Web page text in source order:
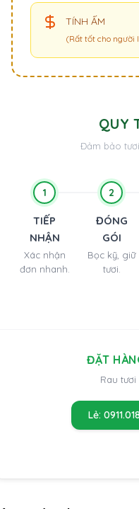
TÍNH ẤM
(Rất tốt cho người
QUY
Đảm bảo
1
TIẾP
NHẬN
Xác nhận
đơn nhanh.
2
ĐÓNG
GÓI
Bọc kỹ, giữ
tươi.
ĐẶT
Rau
Lẻ: